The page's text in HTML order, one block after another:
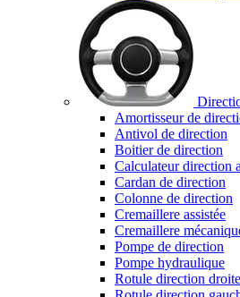
Amortisseur de
Antivol de direction
Boitier de direction
Calculateur direction
Cardan de direction
Colonne de direction
Cremaillere assistée
Cremaillere
Pompe de direction
Pompe hydraulique
Rotule direction droite